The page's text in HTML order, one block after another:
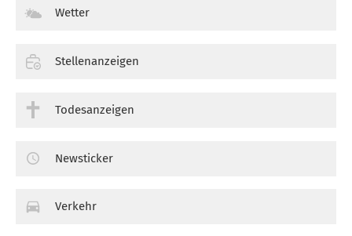
Wetter
Stellenanzeigen
Todesanzeigen
Newsticker
Verkehr